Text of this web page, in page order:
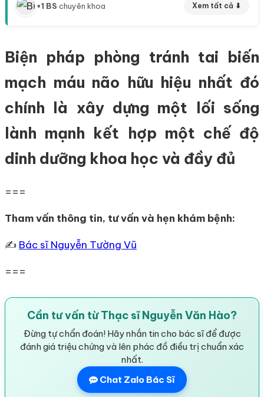
+1 BS chuyên khoa Xem tất cả ⬇
Biện pháp phòng tránh tai biến
mạch máu não hữu hiệu nhất đó
chính là xây dựng một lối sống
lành mạnh kết hợp một chế độ
dinh dưỡng khoa học và đầy đủ
===
Tham vấn thông tin, tư vấn và hẹn khám bệnh:
✍ Bác sĩ Nguyễn Tường Vũ
===
Cần tư vấn từ Thạc sĩ Nguyễn Văn Hào?
Đừng tự chẩn đoán! Hãy nhắn tin cho bác sĩ để được
đánh giá triệu chứng và lên phác đồ điều trị chuẩn xác
nhất.
Chat Zalo Bác Sĩ